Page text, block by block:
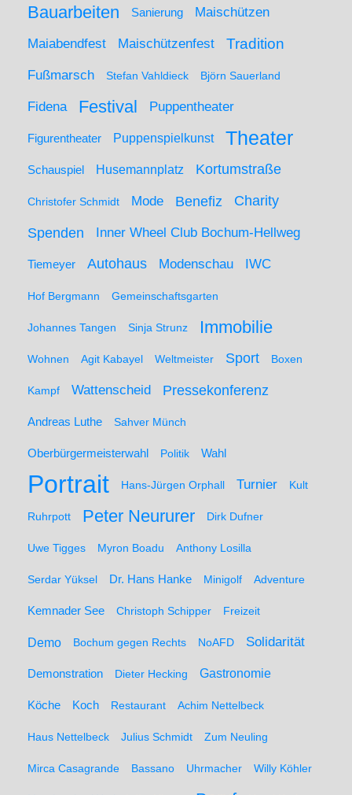
Bauarbeiten Sanierung
Maischützen
Maiabendfest
Maischützenfest Tradition
Fußmarsch Stefan Vahldieck Björn Sauerland
Fidena Festival Puppentheater
Figurentheater Puppenspielkunst Theater
Schauspiel Husemannplatz Kortumstraße
Christofer Schmidt Mode Benefiz Charity
Spenden Inner Wheel Club Bochum-Hellweg
Tiemeyer Autohaus Modenschau IWC
Hof Bergmann Gemeinschaftsgarten
Johannes Tangen Sinja Strunz Immobilie
Wohnen Agit Kabayel Weltmeister Sport Boxen
Kampf Wattenscheid Pressekonferenz
Andreas Luthe Sahver Münch
Oberbürgermeisterwahl Politik Wahl
Portrait Hans-Jürgen Orphall Turnier Kult
Ruhrpott Peter Neururer Dirk Dufner
Uwe Tigges Myron Boadu Anthony Losilla
Serdar Yüksel Dr. Hans Hanke Minigolf Adventure
Kemnader See Christoph Schipper Freizeit
Demo Bochum gegen Rechts NoAFD Solidarität
Demonstration Dieter Hecking Gastronomie
Köche Koch Restaurant Achim Nettelbeck
Haus Nettelbeck Julius Schmidt Zum Neuling
Mirca Casagrande Bassano Uhrmacher Willy Köhler